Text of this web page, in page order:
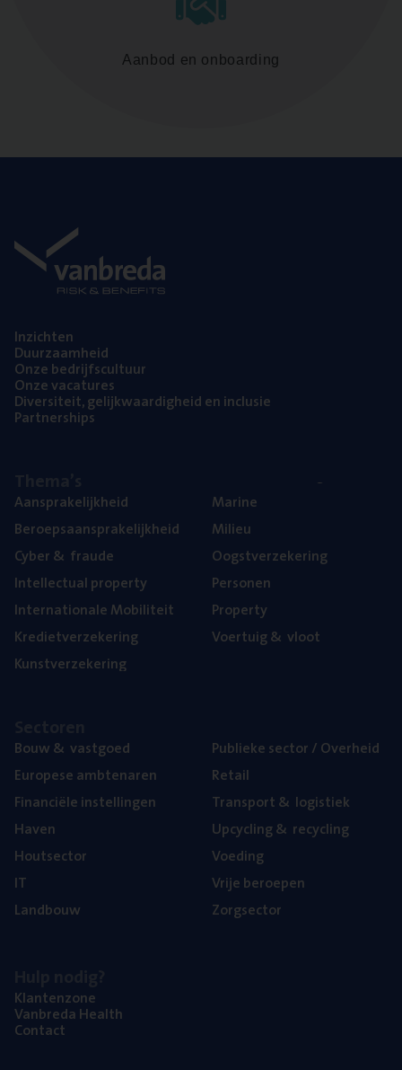
Aanbod en onboarding
Inzich­ten
Duur­zaam­heid
Onze bedrijfs­cul­tuur
Onze vaca­tu­res
Diver­si­teit, gelijk­waar­dig­heid en inclusie
Part­ner­ships
Aan­spra­ke­lijk­heid
Beroeps­aan­spra­ke­lijk­heid
Cyber& fraude
Intel­lec­tu­al property
Inter­na­ti­o­na­le Mobiliteit
Kre­diet­ver­ze­ke­ring
Kunst­ver­ze­ke­ring
Mari­ne
Mili­eu
Oogst­ver­ze­ke­ring
Per­so­nen
Pro­per­ty
Voer­tuig& vloot
Bouw& vastgoed
Euro­pe­se ambtenaren
Finan­ci­ë­le instellingen
Haven
Hout­sec­tor
IT
Land­bouw
Publie­ke sec­tor / Overheid
Retail
Trans­port& logistiek
Upcy­cling& recycling
Voe­ding
Vrije beroe­pen
Zorg­sec­tor
Klan­ten­zo­ne
Van­b­re­da Health
Con­tact